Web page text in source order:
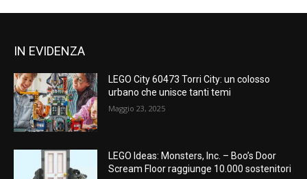
IN EVIDENZA
LEGO City 60473 Torri City: un colosso
urbano che unisce tanti temi
Maggio 23, 2025
LEGO Ideas: Monsters, Inc. – Boo’s Door
Scream Floor raggiunge 10.000 sostenitori